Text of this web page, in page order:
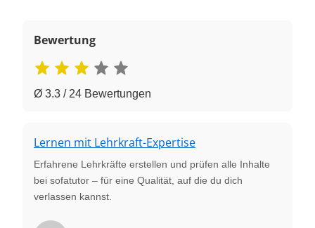
Bewertung
Ø 3.3 / 24 Bewertungen
Lernen mit Lehrkraft-Expertise
Erfahrene Lehrkräfte erstellen und prüfen alle Inhalte
bei sofatutor – für eine Qualität, auf die du dich
verlassen kannst.